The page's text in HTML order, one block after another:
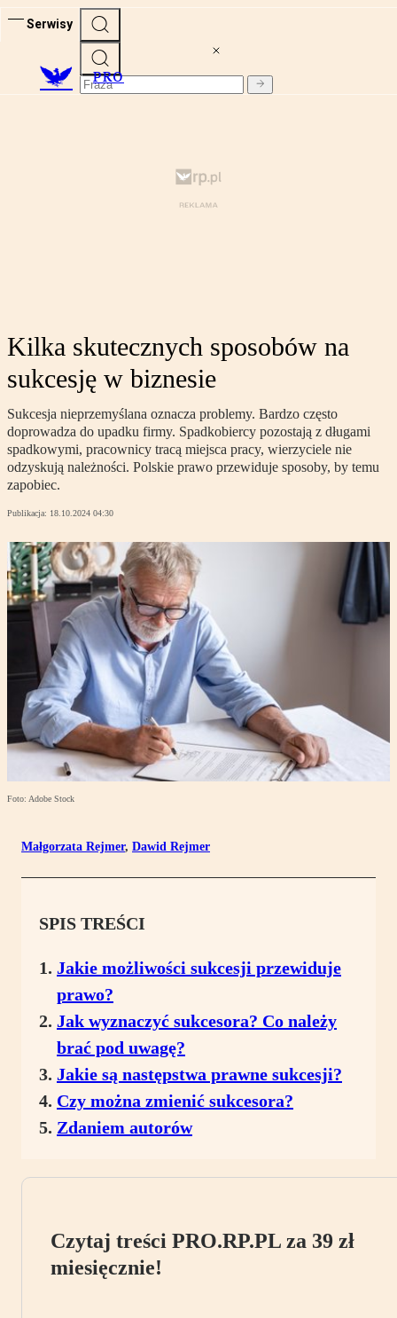
Serwisy
PRO
Kilka skutecznych sposobów na
sukcesję w biznesie
Sukcesja nieprzemyślana oznacza problemy. Bardzo często
doprowadza do upadku firmy. Spadkobiercy pozostają z długami
spadkowymi, pracownicy tracą miejsca pracy, wierzyciele nie
odzyskują należności. Polskie prawo przewiduje sposoby, by temu
zapobiec.
Publikacja: 18.10.2024 04:30
Foto: Adobe Stock
Małgorzata Rejmer, Dawid Rejmer
SPIS TREŚCI
Jakie możliwości sukcesji przewiduje
prawo?
Jak wyznaczyć sukcesora? Co należy
brać pod uwagę?
Jakie są następstwa prawne sukcesji?
Czy można zmienić sukcesora?
Zdaniem autorów
Czytaj treści PRO.RP.PL za 39 zł
miesięcznie!